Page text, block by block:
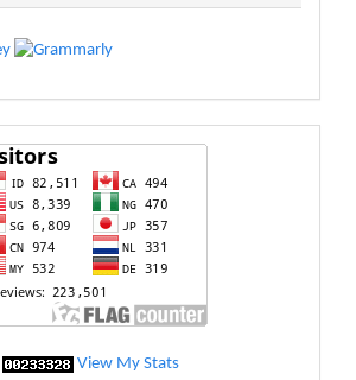
View My Stats